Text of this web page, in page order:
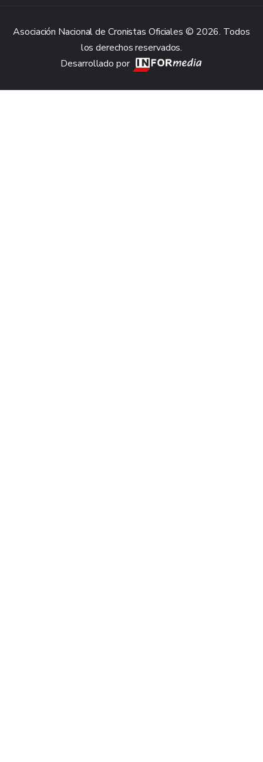
Asociación Nacional de Cronistas Oficiales © 2026. Todos
los derechos reservados.
Desarrollado por